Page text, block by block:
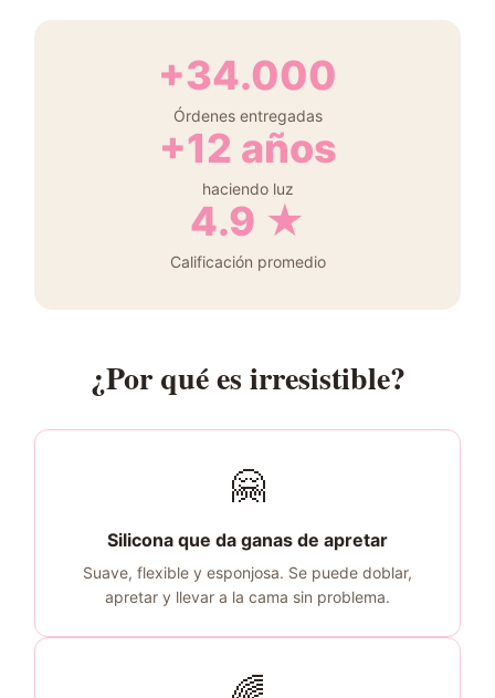
+34.000
Órdenes entregadas
+12 años
haciendo luz
4.9 ★
Calificación promedio
¿Por qué es irresistible?
🤗
Silicona que da ganas de apretar
Suave, flexible y esponjosa. Se puede doblar,
apretar y llevar a la cama sin problema.